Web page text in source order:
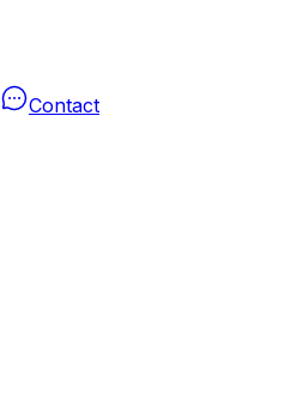
Contact